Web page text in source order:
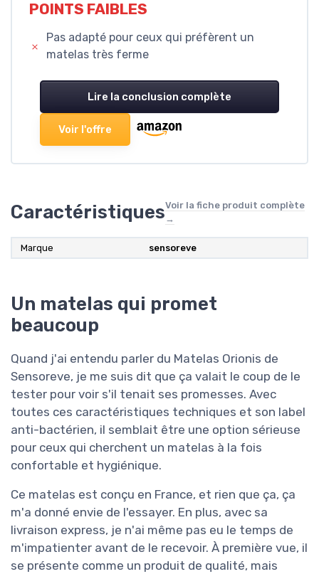
POINTS FAIBLES
Pas adapté pour ceux qui préfèrent un
matelas très ferme
Lire la conclusion complète
Voir l'offre
CaractéristiquesVoir la fiche produit complète
→
Marque ‎sensoreve
Un matelas qui promet
beaucoup
Quand j'ai entendu parler du Matelas Orionis de
Sensoreve, je me suis dit que ça valait le coup de le
tester pour voir s'il tenait ses promesses. Avec
toutes ces caractéristiques techniques et son label
anti-bactérien, il semblait être une option sérieuse
pour ceux qui cherchent un matelas à la fois
confortable et hygiénique.
Ce matelas est conçu en France, et rien que ça, ça
m'a donné envie de l'essayer. En plus, avec sa
livraison express, je n'ai même pas eu le temps de
m'impatienter avant de le recevoir. À première vue, il
se présente comme un produit de qualité, mais